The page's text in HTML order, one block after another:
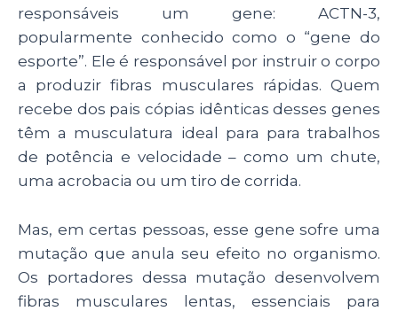
responsáveis um gene: ACTN-3,
popularmente conhecido como o “gene do
esporte”. Ele é responsável por instruir o corpo
a produzir fibras musculares rápidas. Quem
recebe dos pais cópias idênticas desses genes
têm a musculatura ideal para para trabalhos
de potência e velocidade – como um chute,
uma acrobacia ou um tiro de corrida.
Mas, em certas pessoas, esse gene sofre uma
mutação que anula seu efeito no organismo.
Os portadores dessa mutação desenvolvem
fibras musculares lentas, essenciais para